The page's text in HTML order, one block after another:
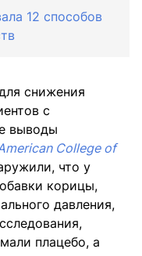
12 способов
снижения
с
выводы
College of
что у
корицы,
давления,
плацебо, а